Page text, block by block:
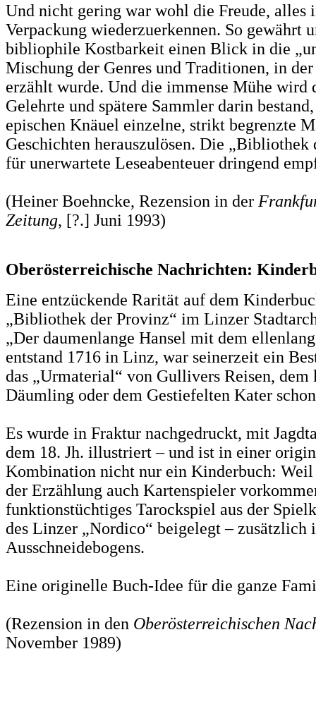
Und nicht gering war wohl die Freude, alles
Verpackung wiederzuerkennen. So gewährt
bibliophile Kostbarkeit einen Blick in die
Mischung der Genres und Traditionen, in
erzählt wurde. Und die immense Mühe wird
Gelehrte und spätere Sammler darin
epischen Knäuel einzelne, strikt begrenzte
Geschichten herauszulösen. Die „Bibliothek
für unerwartete Leseabenteuer dringend
(Heiner Boehncke, Rezension in der
Zeitung, [?.] Juni 1993)
Oberösterreichische Nachrichten:
Eine entzückende Rarität auf dem
„Bibliothek der Provinz“ im Linzer
„Der daumenlange Hansel mit dem
entstand 1716 in Linz, war seinerzeit ein
das „Urmaterial“ von Gullivers Reisen, dem
Däumling oder dem Gestiefelten Kater
Es wurde in Fraktur nachgedruckt, mit
dem 18. Jh. illustriert – und ist in einer
Kombination nicht nur ein Kinderbuch: Weil
der Erzählung auch Kartenspieler
funktionstüchtiges Tarockspiel aus der
des Linzer „Nordico“ beigelegt – zusätzlich
Ausschneidebogens.
Eine originelle Buch-Idee für die ganze
(Rezension in den Oberösterreichischen
November 1989)